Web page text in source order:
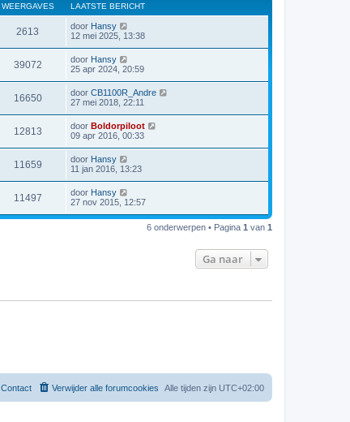
WEERGAVES LAATSTE BERICHT
2613 door Hansy
12 mei 2025, 13:38
39072 door Hansy
25 apr 2024, 20:59
16650 door CB1100R_Andre
27 mei 2018, 22:11
12813 door Boldorpiloot
09 apr 2016, 00:33
11659 door Hansy
11 jan 2016, 13:23
11497 door Hansy
27 nov 2015, 12:57
6 onderwerpen • Pagina 1 van 1
Ga naar
Alle tijden zijn UTC+02:00
Verwijder alle forumcookies
Contact